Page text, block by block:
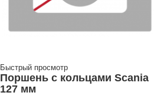
Быстрый просмотр
Поршень с кольцами Scania
127 мм